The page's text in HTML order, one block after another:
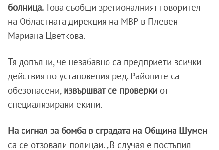
болница.Това съобщи зрегионалният говорител
на Областната дирекция на МВР в Плевен
Мариана Цветкова.
Тя допълни, че незабавно са предприети всички
действия по установения ред. Районите са
обезопасени, извършват се проверки от
специализирани екипи.
На сигнал за бомба в сградата на Община Шумен
са се отзовали полицаи. „В случая е постъпил